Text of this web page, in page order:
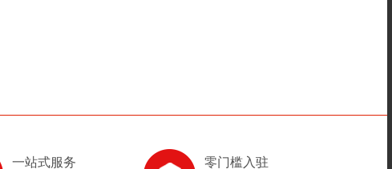
一站式服务 零门槛入驻